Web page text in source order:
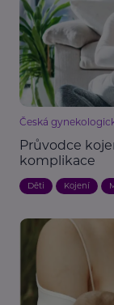
Česká
Průvodce
komplikace
Děti Kojení